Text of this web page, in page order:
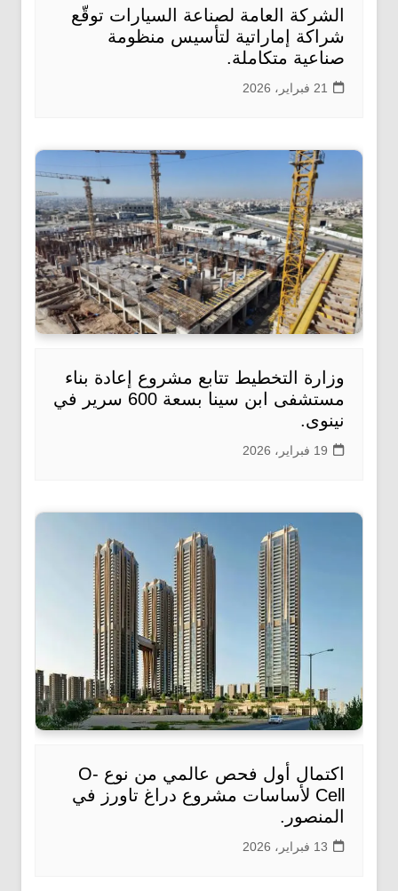
الشركة العامة لصناعة السيارات توقّع
شراكة إماراتية لتأسيس منظومة
صناعية متكاملة.
21 فبراير، 2026
وزارة التخطيط تتابع مشروع إعادة بناء
مستشفى ابن سينا بسعة 600 سرير في
نينوى.
19 فبراير، 2026
اكتمال أول فحص عالمي من نوع O-
Cell لأساسات مشروع دراغ تاورز في
المنصور.
13 فبراير، 2026